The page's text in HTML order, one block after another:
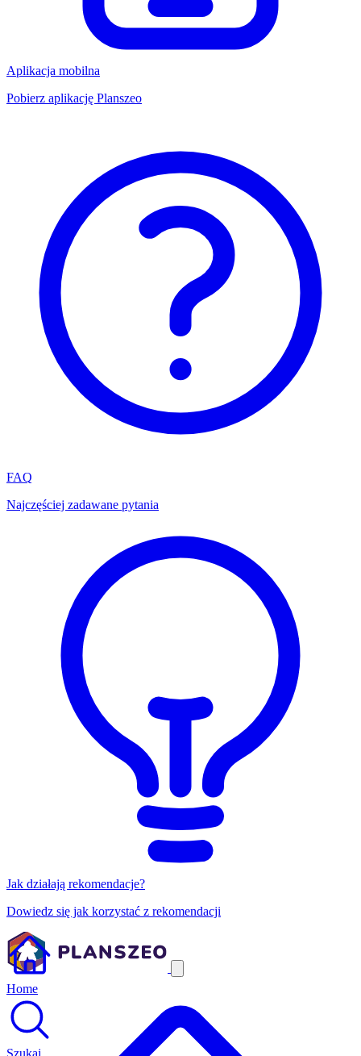
Aplikacja mobilna
Pobierz aplikację Planszeo
FAQ
Najczęściej zadawane pytania
Jak działają rekomendacje?
Dowiedz się jak korzystać z rekomendacji
Home
Szukaj